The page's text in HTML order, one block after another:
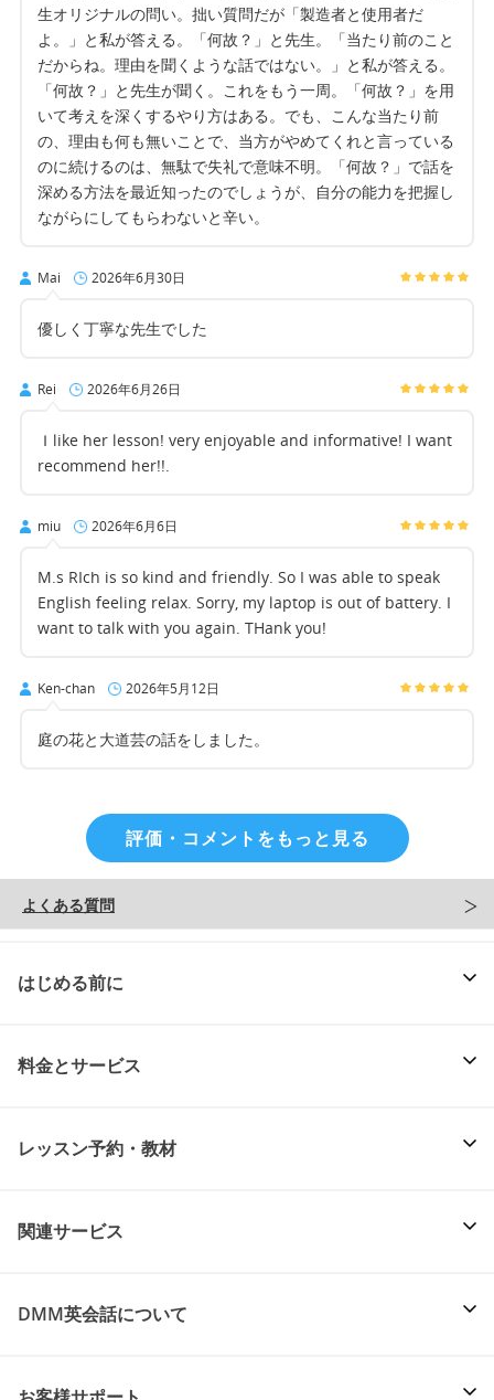
生オリジナルの問い。拙い質問だが「製造者と使用者だ
よ。」と私が答える。「何故？」と先生。「当たり前のこと
だからね。理由を聞くような話ではない。」と私が答える。
「何故？」と先生が聞く。これをもう一周。「何故？」を用
いて考えを深くするやり方はある。でも、こんな当たり前
の、理由も何も無いことで、当方がやめてくれと言っている
のに続けるのは、無駄で失礼で意味不明。「何故？」で話を
深める方法を最近知ったのでしょうが、自分の能力を把握し
ながらにしてもらわないと辛い。
Mai 2026年6月30日
優しく丁寧な先生でした
Rei 2026年6月26日
Ｉlike her lesson! very enjoyable and informative! I want
recommend her!!.
miu 2026年6月6日
M.s RIch is so kind and friendly. So I was able to speak
English feeling relax. Sorry, my laptop is out of battery. I
want to talk with you again. THank you!
Ken-chan 2026年5月12日
庭の花と大道芸の話をしました。
評価・コメントをもっと見る
よくある質問
はじめる前に
料金とサービス
レッスン予約・教材
関連サービス
DMM英会話について